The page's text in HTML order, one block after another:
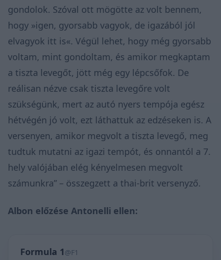
gondolok. Szóval ott mögötte az volt bennem,
hogy »igen, gyorsabb vagyok, de igazából jól
elvagyok itt is«. Végül lehet, hogy még gyorsabb
voltam, mint gondoltam, és amikor megkaptam
a tiszta levegőt, jött még egy lépcsőfok. De
reálisan nézve csak tiszta levegőre volt
szükségünk, mert az autó nyers tempója egész
hétvégén jó volt, ezt láthattuk az edzéseken is. A
versenyen, amikor megvolt a tiszta levegő, meg
tudtuk mutatni az igazi tempót, és onnantól a 7.
hely valójában elég kényelmesen megvolt
számunkra” – összegzett a thai-brit versenyző.
Albon előzése Antonelli ellen:
Formula 1@F1